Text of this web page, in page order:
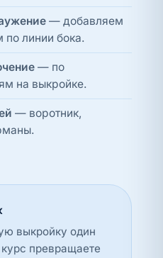
— добавляем
линии бока.
— по
на выкройке.
— воротник,
выкройку один
превращаете